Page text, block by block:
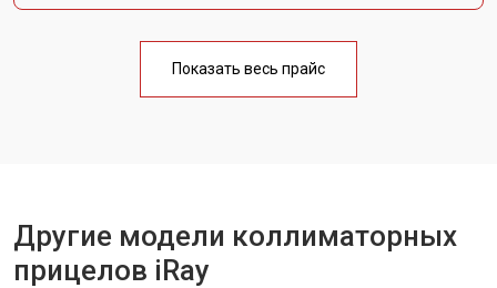
Показать весь прайс
Другие модели коллиматорных
прицелов iRay